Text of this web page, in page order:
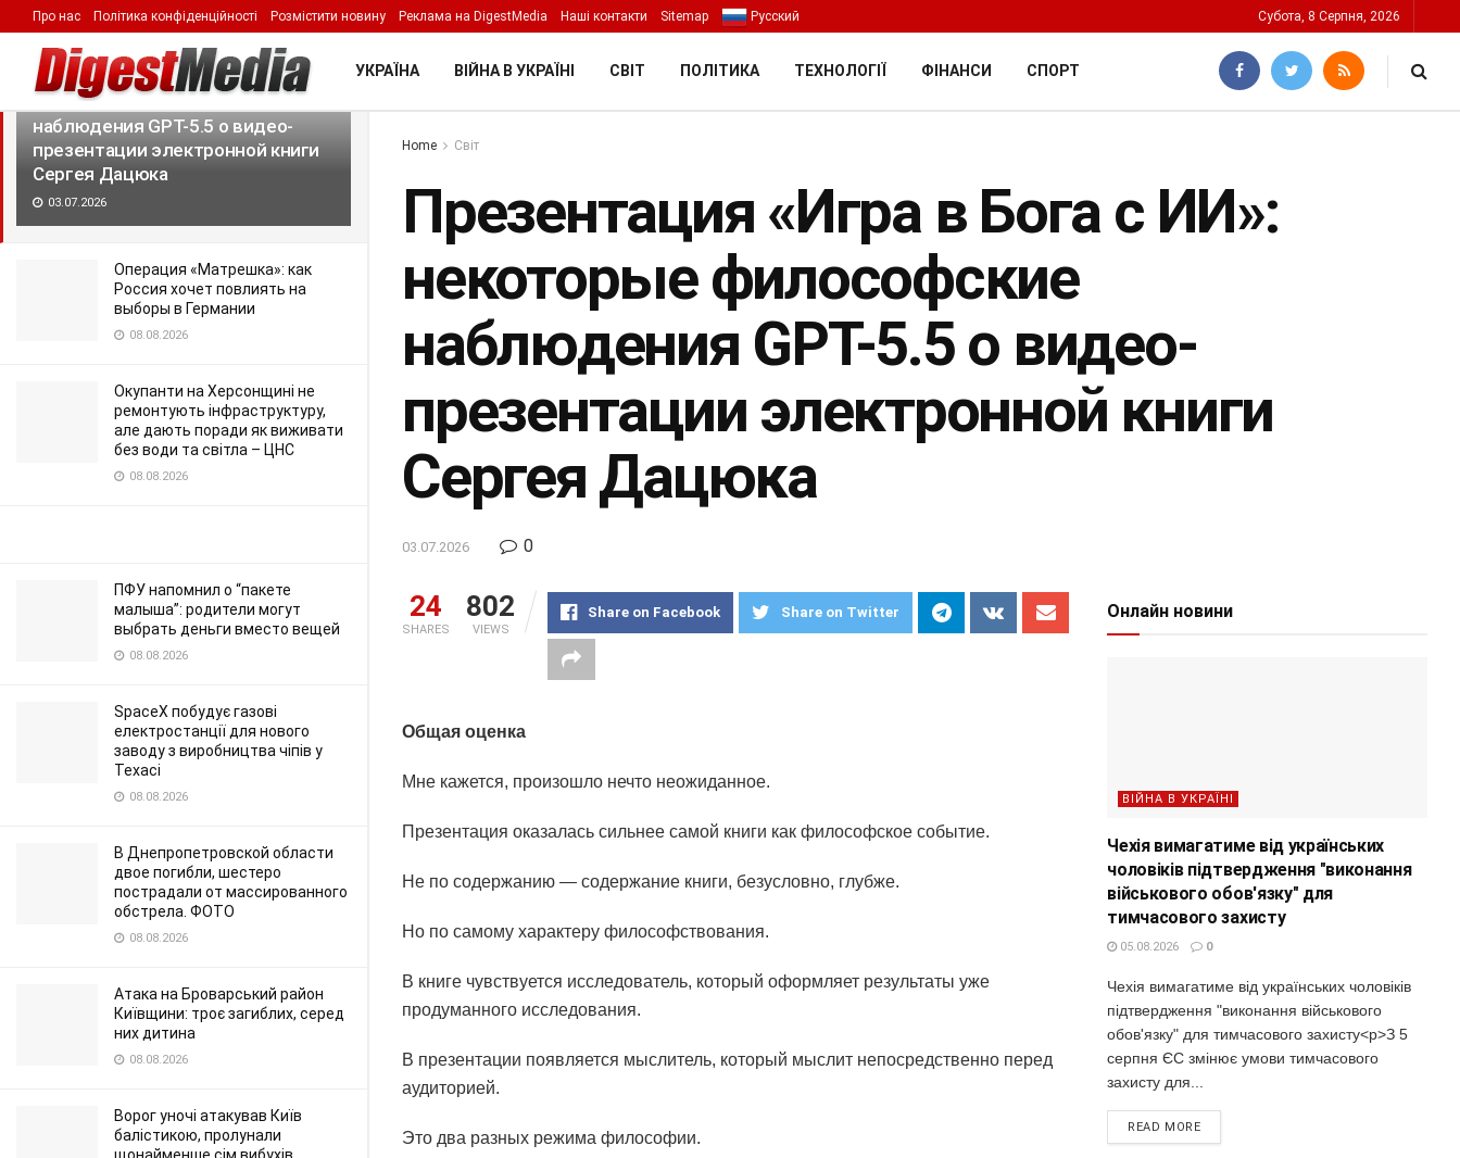
LATEST TRENDING Filter
Презентация «Игра в Бога с ИИ»:
некоторые философские
наблюдения GPT-5.5 о видео-
презентации электронной книги
Сергея Дацюка
03.07.2026
Операция «Матрешка»: как
Россия хочет повлиять на
выборы в Германии
08.08.2026
Окупанти на Херсонщині не
ремонтують інфраструктуру,
але дають поради як виживати
без води та світла – ЦНС
08.08.2026
ПФУ напомнил о “пакете
малыша”: родители могут
выбрать деньги вместо вещей
08.08.2026
SpaceX побудує газові
електростанції для нового
заводу з виробництва чіпів у
Техасі
08.08.2026
В Днепропетровской области
двое погибли, шестеро
пострадали от массированного
обстрела. ФОТО
08.08.2026
Атака на Броварський район
Київщини: троє загиблих, серед
них дитина
08.08.2026
Ворог уночі атакував Київ
балістикою, пролунали
Про нас Політика конфіденційності Розмістити новину Реклама на DigestMedia Наші контакти Sitemap Русский Субота, 8 Серпня, 2026
УКРАЇНА ВІЙНА В УКРАЇНІ СВІТ ПОЛІТИКА ТЕХНОЛОГІЇ ФІНАНСИ СПОРТ
Home Світ
Презентация «Игра в Бога с ИИ»:
некоторые философские
наблюдения GPT-5.5 о видео-
презентации электронной книги
Сергея Дацюка
03.07.2026 0
24
SHARES
802
VIEWS
Share on Facebook Share on Twitter
Общая оценка
Мне кажется, произошло нечто неожиданное.
Презентация оказалась сильнее самой книги как философское событие.
Не по содержанию — содержание книги, безусловно, глубже.
Но по самому характеру философствования.
В книге чувствуется исследователь, который оформляет результаты уже
продуманного исследования.
В презентации появляется мыслитель, который мыслит непосредственно перед
аудиторией.
Это два разных режима философии.
Онлайн новини
ВІЙНА В УКРАЇНІ
Чехія вимагатиме від українських
чоловіків підтвердження "виконання
військового обов'язку" для
тимчасового захисту
05.08.2026 0
Чехія вимагатиме від українських чоловіків
підтвердження "виконання військового
обов'язку" для тимчасового захисту<p>З 5
серпня ЄС змінює умови тимчасового
захисту для...
READ MORE